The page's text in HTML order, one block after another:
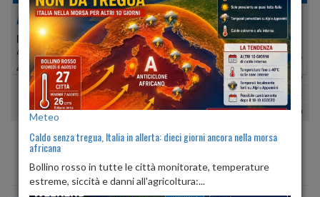
ACQUANEGRA CREMONESE
PROVINCIA DI:CREMONA
45 METRI S.L.M.
45º 10′ 17″ N 9º 53′ 31″ E
Min:28°| Max:30°
Umidità50% 61%
vento debole
Pioggia:0 mm| Neve:0 mm
ore 06:15 ore 20:37
Meteo
Caldo senza tregua, Italia in allerta: dieci giorni ancora nella morsa
africana
Bollino rosso in tutte le città monitorate, temperature
estreme, siccità e danni all'agricoltura:...